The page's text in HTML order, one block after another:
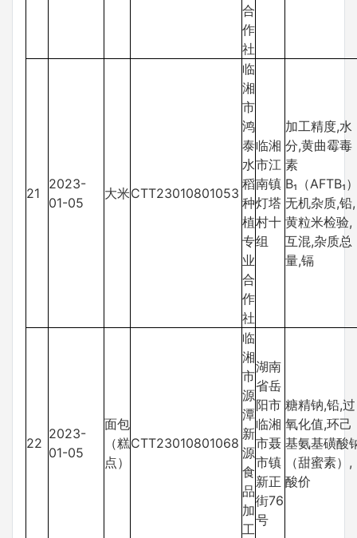
合
作
社
21
2023-
01-05
大米CTT23010801053
临
湘
市
鸿
泰
水
稻
种
植
专
业
合
作
社
临湘
市江
南镇
灯塔
村十
组
加工精度,水
分,黄曲霉毒
素
B₁（AFTB₁
无机杂质,铅,
黄粒米检验,
互混,杂质总
量,镉
22
2023-
01-05
面包
（糕
点）
CTT23010801068
临
湘
市
源
潭
新
源
食
品
加
工
湖南
省岳
阳市
临湘
市聂
市镇
新正
街76
号
糖精钠,铅,过
氧化值,环己
基氨基磺酸
（甜蜜素）,
酸价